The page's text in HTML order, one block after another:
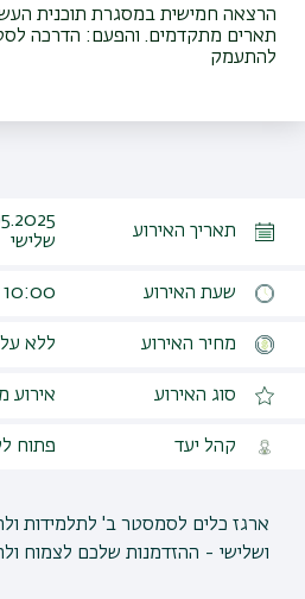
הרצאה חמישית במסגרת תוכנית העשרה לתלמידי ותלמידות
תארים מתקדמים. והפעם: הדרכה
להתעמק
תאריך האירוע
שלישי
שעת האירוע 10:00
מחיר האירוע ללא
סוג האירוע אירוע
קהל יעד פתוח
ארגז כלים לסמסטר ב' לתלמידות ולתלמידי מחקר לתואר שני
ושלישי - ההזדמנות שלכם לצמוח